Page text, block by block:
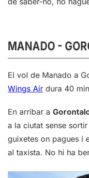
MANADO -
El vol de Manado a
Wings Air dura 40
En arribar a
a la ciutat sense
guixetes on pagues i
al taxista. No hi ha